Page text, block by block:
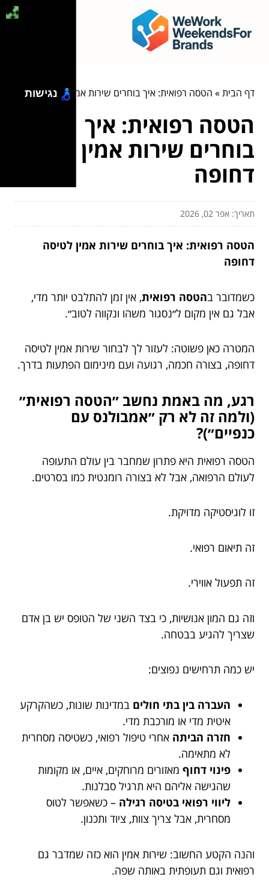
דף הבית» הטסה רפואית: איך בוחרים שירות אמין לטיסה דחופה
הטסה רפואית: איך
בוחרים שירות אמין לטיסה
דחופה
תאריך: אפר 02, 2026
הטסה רפואית: איך בוחרים שירות אמין לטיסה
דחופה
כשמדובר בהטסה רפואית, אין זמן להתלבט יותר מדי,
אבל גם אין מקום ל״נסגור משהו ונקווה לטוב״.
המטרה כאן פשוטה: לעזור לך לבחור שירות אמין לטיסה
דחופה, בצורה חכמה, רגועה ועם מינימום הפתעות בדרך.
רגע, מה באמת נחשב ״הטסה רפואית״
(ולמה זה לא רק ״אמבולנס עם
כנפיים״)?
הטסה רפואית היא פתרון שמחבר בין עולם התעופה
לעולם הרפואה, אבל לא בצורה רומנטית כמו בסרטים.
זו לוגיסטיקה מדויקת.
זה תיאום רפואי.
זה תפעול אווירי.
וזה גם המון אנושיות, כי בצד השני של הטופס יש בן אדם
שצריך להגיע בבטחה.
יש כמה תרחישים נפוצים:
העברה בין בתי חולים במדינות שונות, כשהקרקע
איטית מדי או מורכבת מדי.
חזרה הביתה אחרי טיפול רפואי, כשטיסה מסחרית
לא מתאימה.
פינוי דחוף מאזורים מרוחקים, איים, או מקומות
שהגישה אליהם היא תרגיל סבלנות.
ליווי רפואי בטיסה רגילה – כשאפשר לטוס
מסחרית, אבל צריך צוות, ציוד ותכנון.
והנה הקטע החשוב: שירות אמין הוא כזה שמדבר גם
רפואית וגם תעופתית באותה שפה.
נגישות